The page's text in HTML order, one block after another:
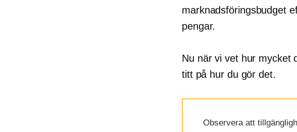
marknadsföringsbudget
pengar.
Nu när vi vet hur mycket
titt på hur du gör det.
Observera att